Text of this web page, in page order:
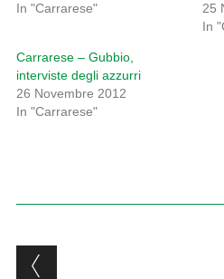
In "Carrarese"
25
In
Carrarese – Gubbio,
interviste degli azzurri
26 Novembre 2012
In "Carrarese"
Post